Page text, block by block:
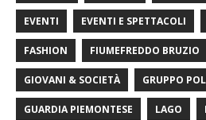
EVENTI EVENTI E SPETTACOLI
FASHION FIUMEFREDDO BRUZIO
GIOVANI & SOCIETÀ GRUPPO
GUARDIA PIEMONTESE LAGO